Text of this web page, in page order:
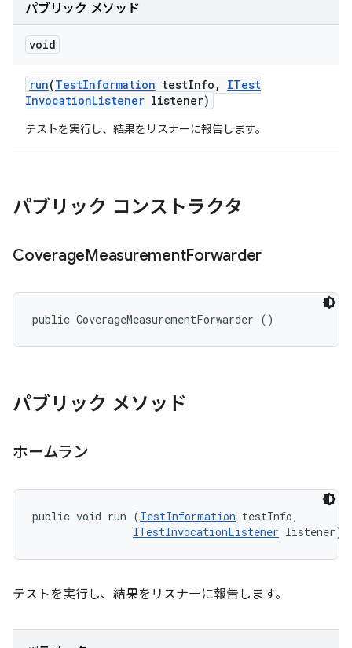
パブリック メソッド
void
run(TestInformation testInfo ,
ITest
InvocationListener listener)
テストを実行し、結果をリスナーに報告します。
パブリック コンストラクタ
CoverageMeasurementForwarder
public CoverageMeasurementForwarder ()
パブリック メソッド
ホームラン
public void run (TestInformation testInfo,
ITestInvocationListener listener)
テストを実行し、結果をリスナーに報告します。